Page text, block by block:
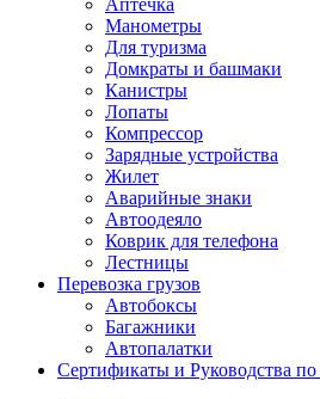
Аптечка
Манометры
Для туризма
Домкраты и башмаки
Канистры
Лопаты
Компрессор
Зарядные устройства
Жилет
Аварийные знаки
Автоодеяло
Коврик для телефона
Лестницы
Перевозка грузов
Автобоксы
Багажники
Автопалатки
Сертификаты и Руководства